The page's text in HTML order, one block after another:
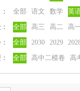
全部 语文 数学 英
全部 高三 高二 高
全部 2030 2029
全部 高中二模卷 高